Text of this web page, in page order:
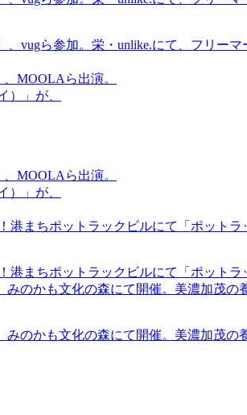
vugら参加。栄・unlike.にて、フリーマ
MOOLAら出演。
）」が、
MOOLAら出演。
）」が、
まちポットラックビルにて「ポットラ
まちポットラックビルにて「ポットラ
かも文化の森にて開催。美濃加茂の
かも文化の森にて開催。美濃加茂の